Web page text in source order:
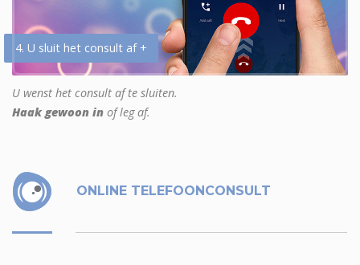
4. U sluit het consult af +
U wenst het consult af te sluiten.
Haak gewoon in of leg af.
ONLINE TELEFOONCONSULT